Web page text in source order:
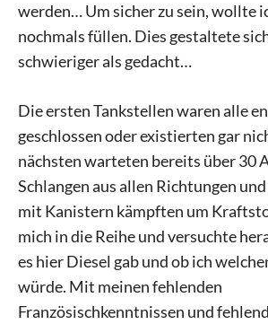
werden… Um sicher zu sein, wollte
nochmals füllen. Dies gestaltete
schwieriger als gedacht…
Die ersten Tankstellen waren alle
geschlossen oder existierten gar
nächsten warteten bereits über 30
Schlangen aus allen Richtungen
mit Kanistern kämpften um
mich in die Reihe und versuchte
es hier Diesel gab und ob ich
würde. Mit meinen fehlenden
Französischkenntnissen und